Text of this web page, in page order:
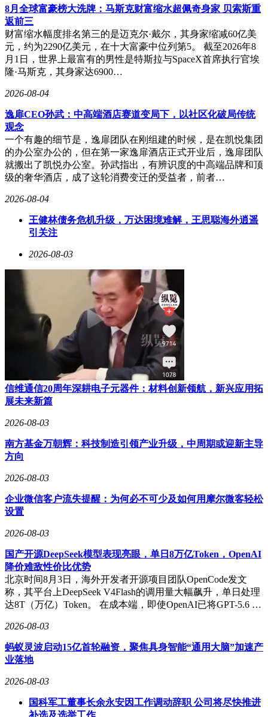
这款AI眼镜以极致轻量化设计脱颖而出——整机仅重40克，
是目前全球量产双目单色显示设备中最轻的产品。其佩戴结构
时间使用无负担。无论是穿梭于机场候机厅，还是驻足酒店前
台，用户都能轻松将其收纳于口袋，随时应对突发沟通需求。
在翻译功能上，设备实现了多维度突破。在线模式下支持122
种语言（含方言及口音）实时同传，离线状态下仍可覆盖18种
设备内置行业词库，确保商务谈判或学术交流中的术语精准传
达。其降噪技术采用骨导与气导融合算法，结合唇动识别技
术，即使在展会嘈杂环境中，也能精准锁定发言人并过滤背景
噪音。全场景翻译模式涵盖同声传译、面对面交流、线上会议
及电话通话，用户无需手动切换参数，设备可根据场景自动适
配最优模式。
8月全球富豪榜大洗牌：马斯克财富缩水超佩奇身家 贝索斯重
返前三
财富缩水幅度排名第三的是迈克尔·戴尔，其身家缩减60亿美
元，约为2290亿美元，在十大富豪中位列第5。 截至2026年8
月1日，世界上最富有的男性是特斯拉与SpaceX首席执行官埃
隆·马斯克，其身家达6900…
2026-08-04
逸扉CEO孙武：中高端酒店赛道变局下，以社区化破局传统
观念
一个有趣的细节是，逸扉团队在刚组建的时候，是在凯悦集团
的办公室办公的，但在第一家逸扉酒店正式开业后，逸扉团队
就搬出了凯悦办公室。孙武指出，有辨识度的中高端品牌和顶
级的奢华酒店，成了这轮消费变迁的受益者，前者…
2026-08-04
王健林债务危机升级，万达困境难解，王思聪海外逍遥
引关注
2026-08-03
信维通信20周年深耕电子元器件：材料创新领航，新兴应用拓
展未来新篇
2026-08-03
南方基金万朝辉：科技制造引领产业升级，中周期或迎新主导
方向
2026-08-03
企业微信客户流失提醒：为何必不可少及如何用摩尔微客轻松
设置
2026-08-03
国产开源DeepSeek模型表现亮眼，单日8万亿Token，OpenAI
降价难敌性价比优势
北京时间8月3日，海外开发者开源项目团队OpenCode发文
称，其平台上DeepSeek V4Flash的调用量大幅飙升，单日处理
达8T（万亿）Token。 在成本端，即使OpenAI已将GPT-5.6 …
2026-08-03
蚂蚁灵波启动15亿首轮融资，聚焦具身智能“通用大脑”加速产
业落地
2026-08-03
国科军工董事长余永安因工作调动辞职 公司将尽快推进
补选及选举工作